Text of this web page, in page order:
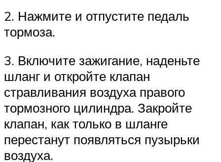
2. Нажмите и отпустите педаль
тормоза.
3. Включите зажигание, наденьте
шланг и откройте клапан
стравливания воздуха правого
тормозного цилиндра. Закройте
клапан, как только в шланге
перестанут появляться пузырьки
воздуха.